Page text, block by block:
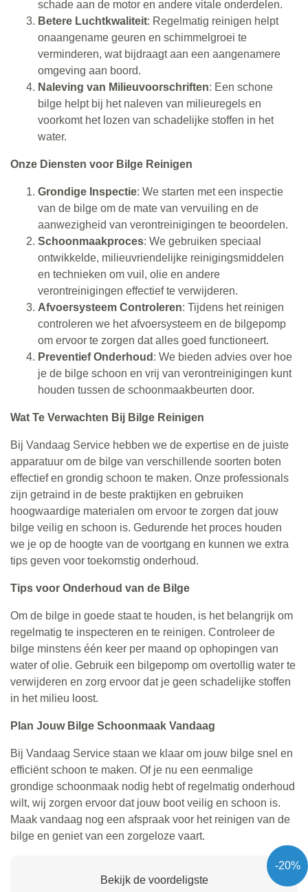
schade aan de motor en andere vitale onderdelen.
Betere Luchtkwaliteit: Regelmatig reinigen helpt
onaangename geuren en schimmelgroei te
verminderen, wat bijdraagt aan een aangenamere
omgeving aan boord.
Naleving van Milieuvoorschriften: Een schone
bilge helpt bij het naleven van milieuregels en
voorkomt het lozen van schadelijke stoffen in het
water.
Onze Diensten voor Bilge Reinigen
Grondige Inspectie: We starten met een inspectie
van de bilge om de mate van vervuiling en de
aanwezigheid van verontreinigingen te beoordelen.
Schoonmaakproces: We gebruiken speciaal
ontwikkelde, milieuvriendelijke reinigingsmiddelen
en technieken om vuil, olie en andere
verontreinigingen effectief te verwijderen.
Afvoersysteem Controleren: Tijdens het reinigen
controleren we het afvoersysteem en de bilgepomp
om ervoor te zorgen dat alles goed functioneert.
Preventief Onderhoud : We bieden advies over hoe
je de bilge schoon en vrij van verontreinigingen kunt
houden tussen de schoonmaakbeurten door.
Wat Te Verwachten Bij Bilge Reinigen
Bij Vandaag Service hebben we de expertise en de juiste
apparatuur om de bilge van verschillende soorten boten
effectief en grondig schoon te maken. Onze professionals
zijn getraind in de beste praktijken en gebruiken
hoogwaardige materialen om ervoor te zorgen dat jouw
bilge veilig en schoon is. Gedurende het proces houden
we je op de hoogte van de voortgang en kunnen we extra
tips geven voor toekomstig onderhoud.
Tips voor Onderhoud van de Bilge
Om de bilge in goede staat te houden, is het belangrijk om
regelmatig te inspecteren en te reinigen. Controleer de
bilge minstens één keer per maand op ophopingen van
water of olie. Gebruik een bilgepomp om overtollig water te
verwijderen en zorg ervoor dat je geen schadelijke stoffen
in het milieu loost.
Plan Jouw Bilge Schoonmaak Vandaag
Bij Vandaag Service staan we klaar om jouw bilge snel en
efficiënt schoon te maken. Of je nu een eenmalige
grondige schoonmaak nodig hebt of regelmatig onderhoud
wilt, wij zorgen ervoor dat jouw boot veilig en schoon is.
Maak vandaag nog een afspraak voor het reinigen van de
bilge en geniet van een zorgeloze vaart.
-20%
Bekijk de voordeligste